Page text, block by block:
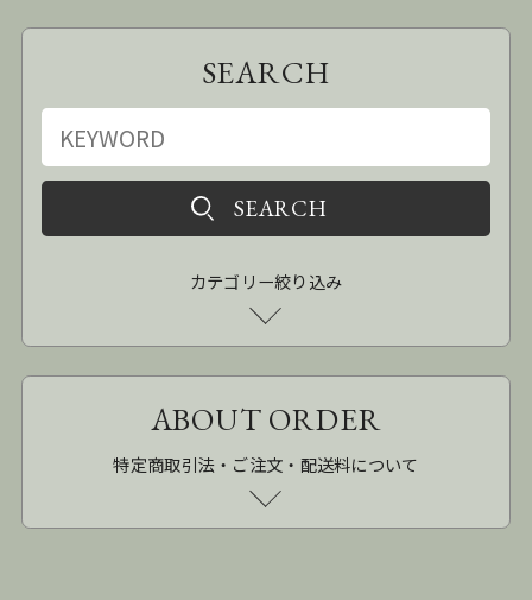
SEARCH
カテゴリー絞り込み
ABOUT ORDER
特定商取引法・ご注文・配送料について